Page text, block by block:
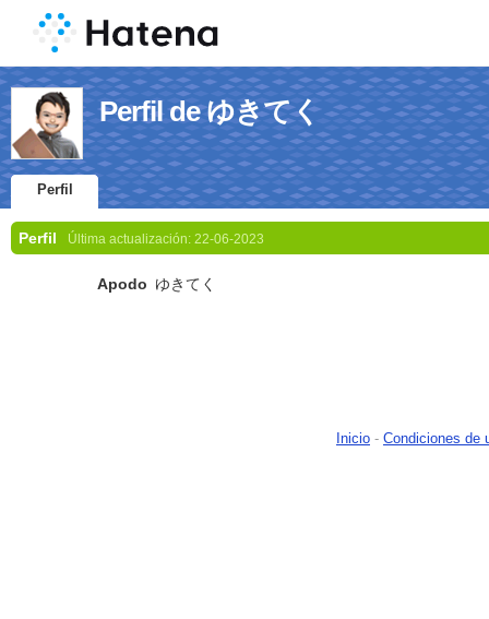
Perfil de ゆきてく
Perfil
Perfil Última actualización: 22-06-2023
Apodo ゆきてく
Inicio - Condiciones de